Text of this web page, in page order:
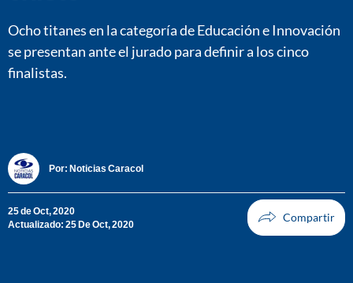
Ocho titanes en la categoría de Educación e Innovación
se presentan ante el jurado para definir a los cinco
finalistas.
Por: Noticias Caracol
25 de Oct, 2020
Actualizado: 25 De Oct, 2020